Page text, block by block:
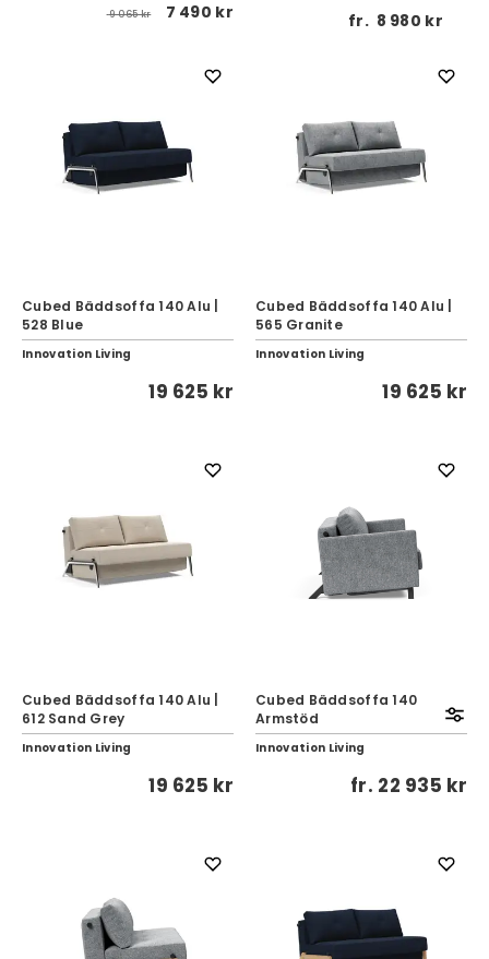
9 065 kr 7 490 kr fr. 8 980 kr
Cubed Bäddsoffa 140 Alu |
528 Blue
Innovation Living
19 625 kr
Cubed Bäddsoffa 140 Alu |
565 Granite
Innovation Living
19 625 kr
Cubed Bäddsoffa 140 Alu |
612 Sand Grey
Innovation Living
19 625 kr
Cubed Bäddsoffa 140
Armstöd
Innovation Living
fr. 22 935 kr